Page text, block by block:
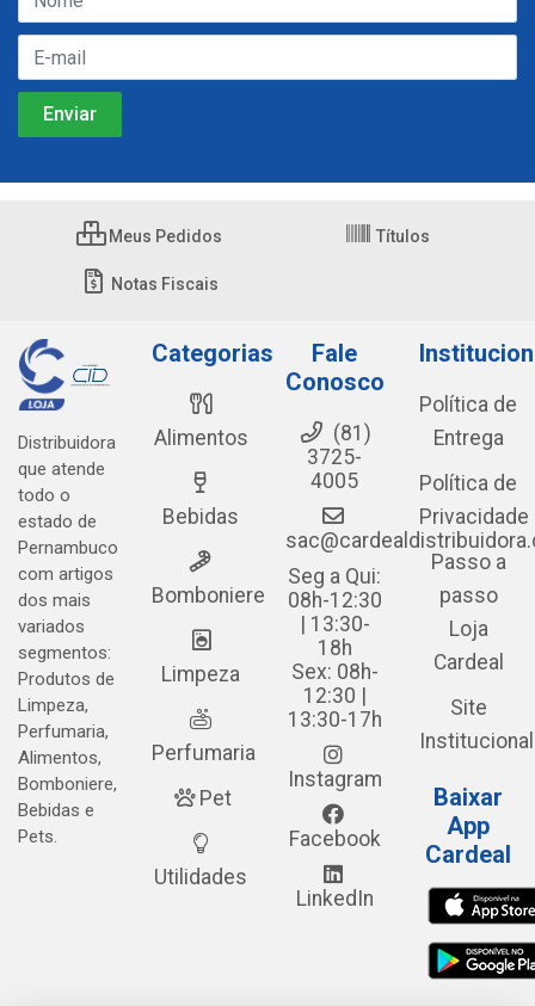
Meus Pedidos Títulos
Notas Fiscais
Distribuidora
que atende
todo o
estado de
Pernambuco
com artigos
dos mais
variados
segmentos:
Produtos de
Limpeza,
Perfumaria,
Alimentos,
Bomboniere,
Bebidas e
Pets.
Categorias
Alimentos
Bebidas
Bomboniere
Limpeza
Perfumaria
Pet
Utilidades
Fale
Conosco
(81)
3725-
4005
Seg a Qui:
08h-12:30
| 13:30-
18h
Sex: 08h-
12:30 |
13:30-17h
Instagram
Facebook
LinkedIn
Política de
Entrega
Política de
Privacidade
Passo a
passo
Loja
Cardeal
Site
Institucional
Baixar
App
Cardeal